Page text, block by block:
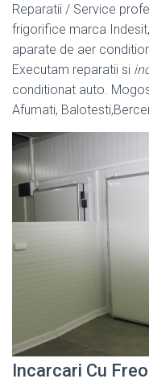
Reparatii / Service
frigorifice marca
aparate de aer
Executam reparatii si
conditionat auto.
Afumati, Balotesti,
Incarcari Cu